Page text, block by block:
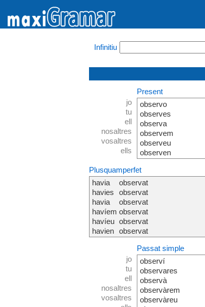
Infinitiu
jo
tu
ell
nosaltres
vosaltres
ells
Present
observo
observes
observa
observem
observeu
observen
Plusquamperfet
havia
havies
havia
havíem
havíeu
havien
observat
observat
observat
observat
observat
observat
jo
tu
ell
nosaltres
vosaltres
Passat simple
observí
observares
observà
observàrem
observàreu